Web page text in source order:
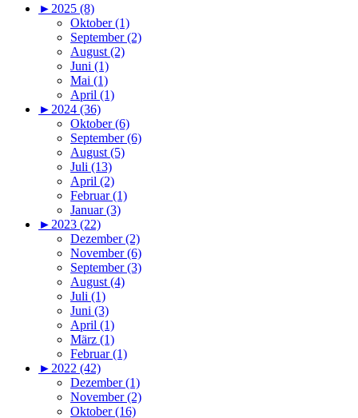
► 2025 (8)
Oktober (1)
September (2)
August (2)
Juni (1)
Mai (1)
April (1)
► 2024 (36)
Oktober (6)
September (6)
August (5)
Juli (13)
April (2)
Februar (1)
Januar (3)
► 2023 (22)
Dezember (2)
November (6)
September (3)
August (4)
Juli (1)
Juni (3)
April (1)
März (1)
Februar (1)
► 2022 (42)
Dezember (1)
November (2)
Oktober (16)